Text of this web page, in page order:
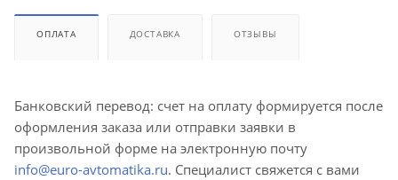
ОПЛАТА ДОСТАВКА ОТЗЫВЫ
Банковский перевод: счет на оплату формируется после
оформления заказа или отправки заявки в
произвольной форме на электронную почту
info@euro-avtomatika.ru. Специалист свяжется с вами